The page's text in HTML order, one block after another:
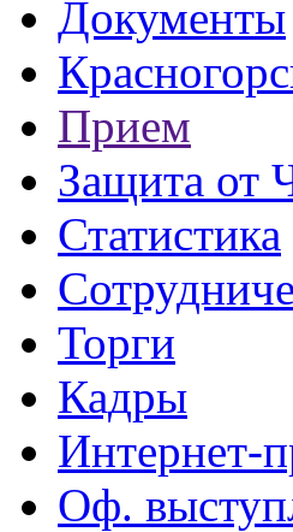
Документы
Прием
Защита от
Статистика
Торги
Кадры
Интернет-
Оф.